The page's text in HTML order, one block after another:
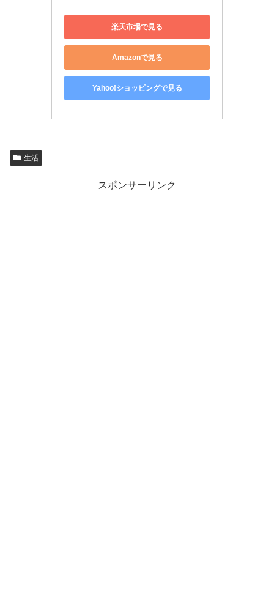
楽天市場で見る
Amazonで見る
Yahoo!ショッピングで見る
生活
スポンサーリンク